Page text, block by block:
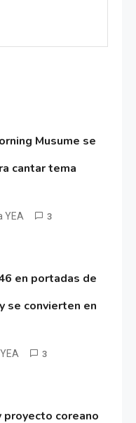
Musume se
cantar tema
YEA 3
en portadas de
se convierten en
3
proyecto coreano